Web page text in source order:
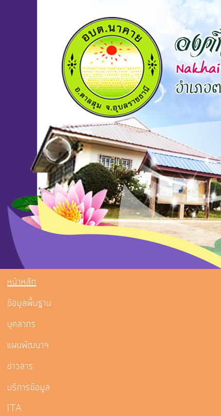
หน้าหลัก
ข้อมูลพื้นฐาน
บุคลากร
แผนพัฒนาฯ
ข่าวสาร
บริการข้อมูล
ITA